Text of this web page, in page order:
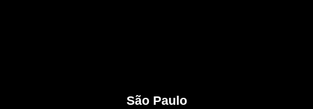
São Paulo